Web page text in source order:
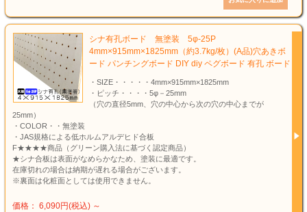
シナ有孔ボード 無塗装 5φ-25P
4mm×915mm×1825mm（約3.7kg/枚）(A品)穴あきボ
ード パンチングボード DIY diy ペグボード 有孔 ボード
・SIZE・・・・・4mm×915mm×1825mm
・ピッチ・・・・5φ－25mm
（穴の直径5mm、穴の中心から次の穴の中心までが
25mm）
・COLOR・・無塗装
・JAS規格による低ホルムアルデヒド合板
F★★★★商品（グリーン購入法に基づく認定商品）
★シナ合板は表面がなめらかなため、塗装に最適です。
在庫切れの場合は納期が遅れる場合がございます。
※裏面は化粧面としては使用できません。
価格： 6,090円(税込) ～